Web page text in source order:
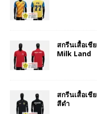
สกรีนเสื้อเชี
Milk Land
สกรีนเสื้อเชี
สีดำ